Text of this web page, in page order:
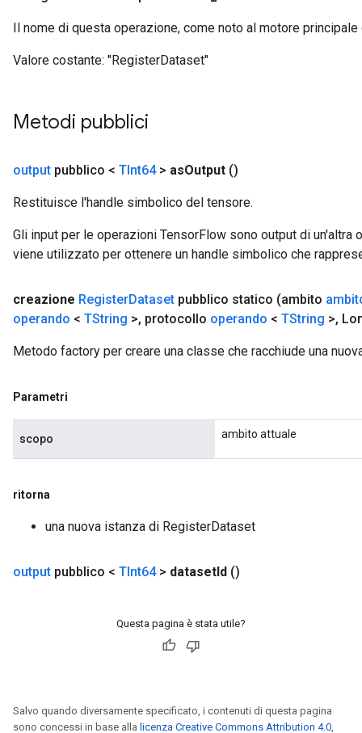
Il nome di questa operazione, come noto al motore
Valore costante: "RegisterDataset"
Metodi pubblici
output pubblico < TInt64> asOutput ()
Restituisce l'handle simbolico del tensore.
Gli input per le operazioni TensorFlow sono output di un'altra
viene utilizzato per ottenere un handle simbolico che
creazione RegisterDataset pubblico statico (ambito
operando < TString >, protocollo operando < TString >,
Metodo factory per creare una classe che racchiude una
Parametri
scopo ambito attuale
ritorna
una nuova istanza di RegisterDataset
output pubblico < TInt64> datasetId ()
Questa pagina è stata utile?
Salvo quando diversamente specificato, i contenuti di questa pagina
sono concessi in base alla licenza Creative Commons Attribution 4.0,